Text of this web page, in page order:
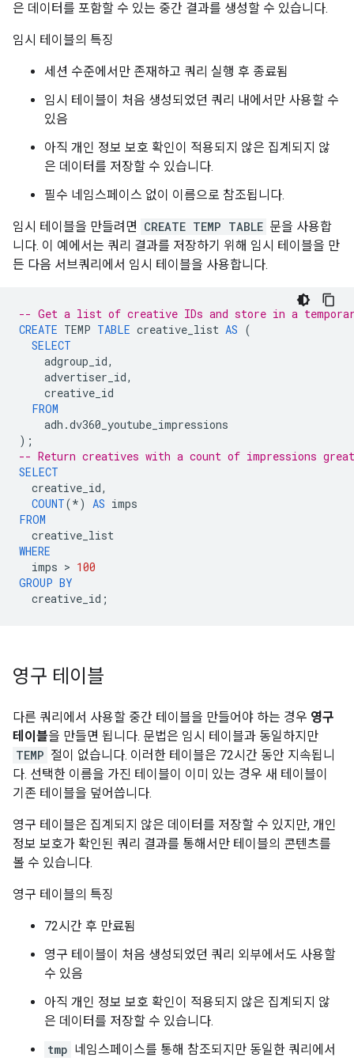
은 데이터를 포함할 수 있는 중간 결과를 생성할 수 있습니다.
임시 테이블의 특징
세션 수준에서만 존재하고 쿼리 실행 후 종료됨
임시 테이블이 처음 생성되었던 쿼리 내에서만 사용할 수
있음
아직 개인 정보 보호 확인이 적용되지 않은 집계되지 않
은 데이터를 저장할 수 있습니다.
필수 네임스페이스 없이 이름으로 참조됩니다.
임시 테이블을 만들려면 CREATE TEMP TABLE 문을 사용합
니다. 이 예에서는 쿼리 결과를 저장하기 위해 임시 테이블을 만
든 다음 서브쿼리에서 임시 테이블을 사용합니다.
-- Get a list of creative IDs and store in a
CREATE TEMP TABLE creative_list AS (
SELECT
adgroup_id,
advertiser_id,
creative_id
FROM
adh .dv360_youtube_impressions
);
-- Return creatives with a count of impressions
SELECT
creative_id,
COUNT(*) AS imps
FROM
creative_list
WHERE
imps > 100
GROUP BY
creative_id ;
영구 테이블
다른 쿼리에서 사용할 중간 테이블을 만들어야 하는 경우 영구
테이블을 만들면 됩니다. 문법은 임시 테이블과 동일하지만
TEMP 절이 없습니다. 이러한 테이블은 72시간 동안 지속됩니
다. 선택한 이름을 가진 테이블이 이미 있는 경우 새 테이블이
기존 테이블을 덮어씁니다.
영구 테이블은 집계되지 않은 데이터를 저장할 수 있지만, 개인
정보 보호가 확인된 쿼리 결과를 통해서만 테이블의 콘텐츠를
볼 수 있습니다.
영구 테이블의 특징
72시간 후 만료됨
영구 테이블이 처음 생성되었던 쿼리 외부에서도 사용할
수 있음
아직 개인 정보 보호 확인이 적용되지 않은 집계되지 않
은 데이터를 저장할 수 있습니다.
tmp 네임스페이스를 통해 참조되지만 동일한 쿼리에서